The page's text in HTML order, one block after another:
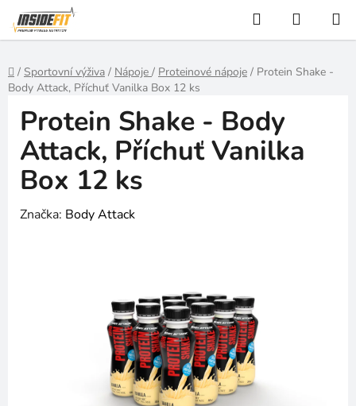
Přejít
na
obsah
Hledat
KOŠÍK
Domů
/ Sportovní výživa / Nápoje / Proteinové nápoje / Protein Shake -
Body Attack, Příchuť Vanilka Box 12 ks
Protein Shake - Body
Attack, Příchuť Vanilka
Box 12 ks
Značka: Body Attack